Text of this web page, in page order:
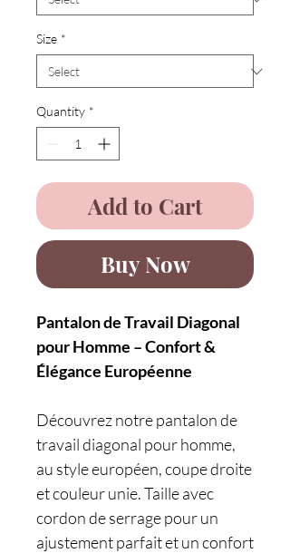
Size *
Quantity *
Add to Cart
Buy Now
Pantalon de Travail Diagonal
pour Homme – Confort &
Élégance Européenne
Découvrez notre pantalon de
travail diagonal pour homme,
au style européen, coupe droite
et couleur unie. Taille avec
cordon de serrage pour un
ajustement parfait et un confort